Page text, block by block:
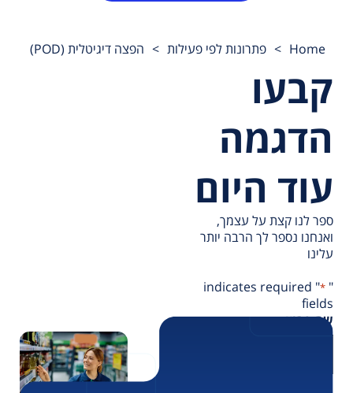
Home
> פתרונות לפי פעילות > הפצה דיגיטלית (POD)
קבעו
הדגמה
עוד היום
ספר לנו קצת על עצמך,
ואנחנו נספר לך הרבה יותר
עלינו
"
*
" indicates required
fields
שם פרטי
*